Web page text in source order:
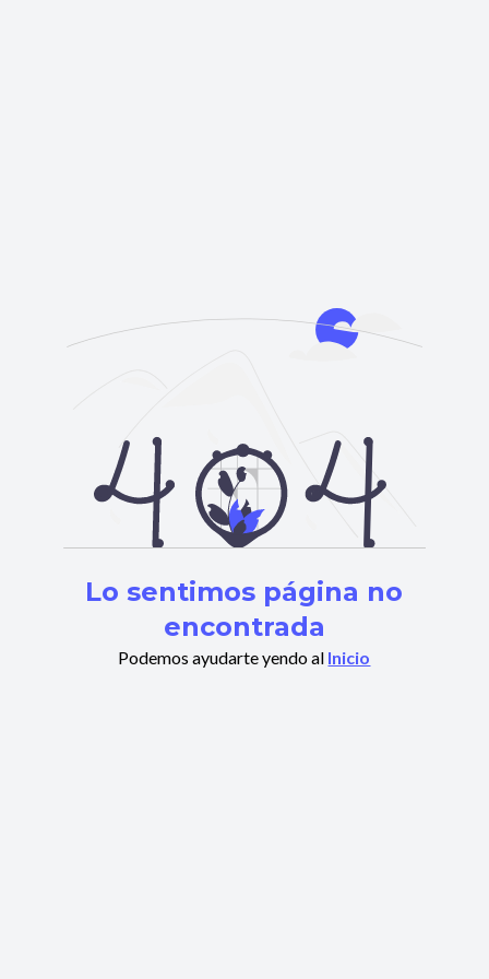
Lo sentimos página no
encontrada
Podemos ayudarte yendo al Inicio